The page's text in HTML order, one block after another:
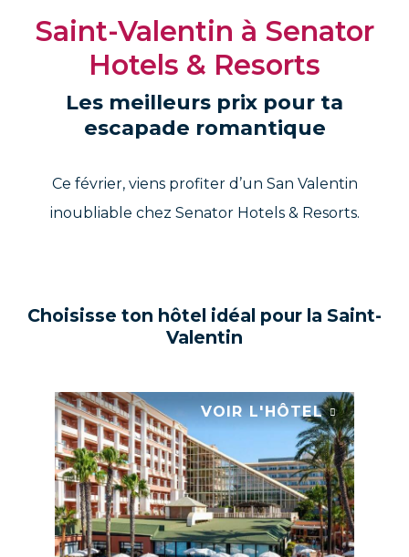
Saint-Valentin à Senator
Hotels & Resorts
Les meilleurs prix pour ta
escapade romantique
Ce février, viens profiter d’un San Valentin
inoubliable chez Senator Hotels & Resorts.
Choisisse ton hôtel idéal pour la Saint-
Valentin
VOIR L'HÔTEL